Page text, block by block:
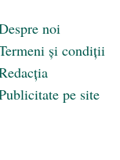
noi
și condiții
pe site